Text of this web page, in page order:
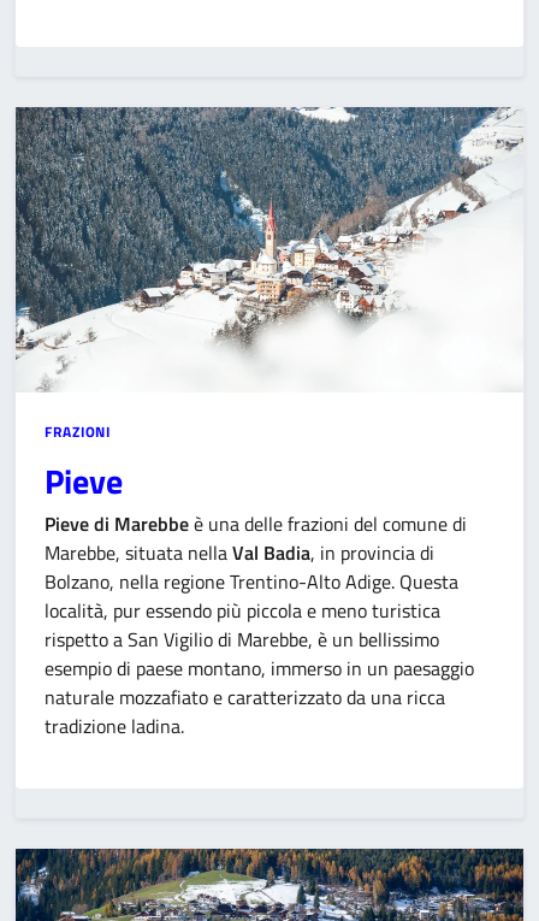
FRAZIONI
Pieve
Pieve di Marebbeè una delle frazioni del comune di
Marebbe, situata nellaVal Badia, in provincia di
Bolzano, nella regione Trentino-Alto Adige. Questa
località, pur essendo più piccola e meno turistica
rispetto a San Vigilio di Marebbe, è un bellissimo
esempio di paese montano, immerso in un paesaggio
naturale mozzafiato e caratterizzato da una ricca
tradizione ladina.